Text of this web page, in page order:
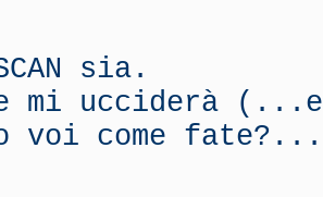
sia.
mi ucciderà
voi come